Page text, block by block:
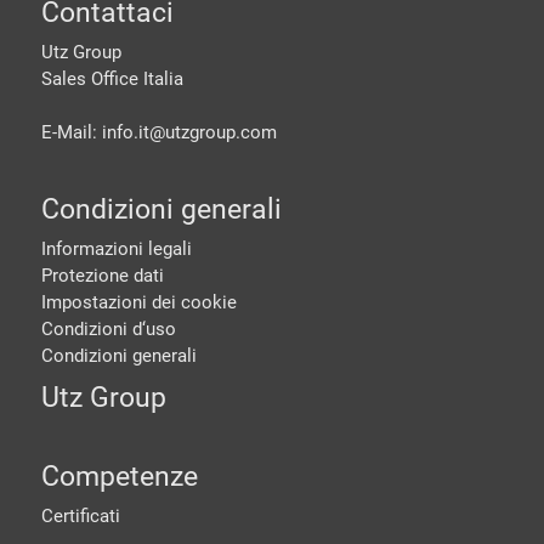
Contattaci
Utz Group
Sales Office Italia
E-Mail: info.it@utzgroup.com
Condizioni generali
Informazioni legali
Protezione dati
Impostazioni dei cookie
Condizioni d‘uso
Condizioni generali
Utz Group
Competenze
Certificati